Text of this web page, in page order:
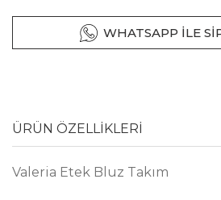
WHATSAPP İLE
ÜRÜN ÖZELLİKLERİ
Valeria Etek Bluz Takım